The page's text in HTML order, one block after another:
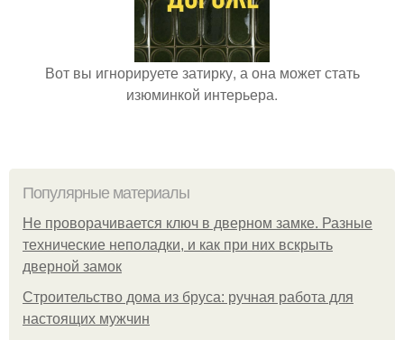
Вот вы игнорируете затирку, а она может стать
изюминкой интерьера.
Популярные материалы
Не проворачивается ключ в дверном замке. Разные
технические неполадки, и как при них вскрыть
дверной замок
Строительство дома из бруса: ручная работа для
настоящих мужчин